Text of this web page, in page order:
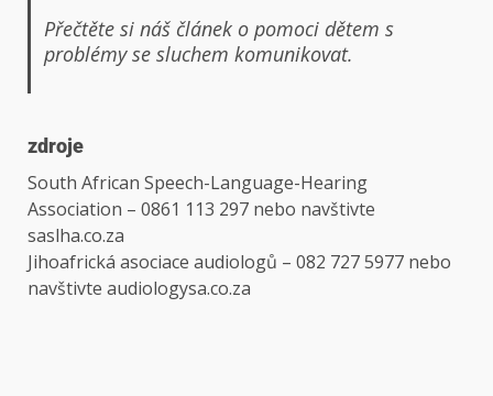
Přečtěte si náš článek o pomoci dětem s
problémy se sluchem komunikovat.
zdroje
South African Speech-Language-Hearing
Association – 0861 113 297 nebo navštivte
saslha.co.za
Jihoafrická asociace audiologů – 082 727 5977 nebo
navštivte audiologysa.co.za